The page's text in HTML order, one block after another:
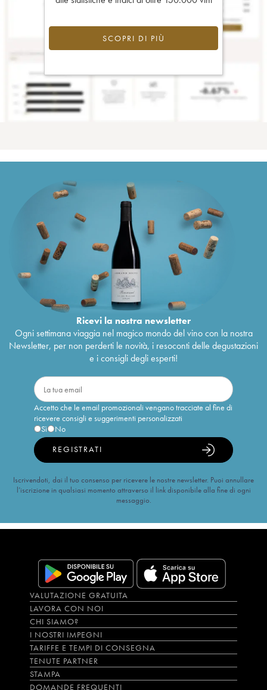
SCOPRI DI PIÙ
Ricevi la nostra newsletter
Ogni settimana viaggia nel magico mondo del vino con la nostra
Newsletter, per non perderti le novità, i resoconti delle degustazioni
e i consigli degli esperti!
Accetto che le email promozionali vengano tracciate al fine di
ricevere consigli e suggerimenti personalizzati
Sì
No
REGISTRATI
Iscrivendoti, dai il tuo consenso per ricevere le nostre newsletter. Puoi annullare
l’iscrizione in qualsiasi momento attraverso il link disponibile alla fine di ogni
messaggio.
VALUTAZIONE GRATUITA
LAVORA CON NOI
CHI SIAMO?
I NOSTRI IMPEGNI
TARIFFE E TEMPI DI CONSEGNA
TENUTE PARTNER
STAMPA
DOMANDE FREQUENTI